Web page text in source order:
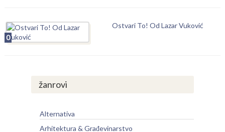
0
Ostvari To! Od Lazar Vuković
žanrovi
Alternativa
Arhitektura & Građevinarstvo